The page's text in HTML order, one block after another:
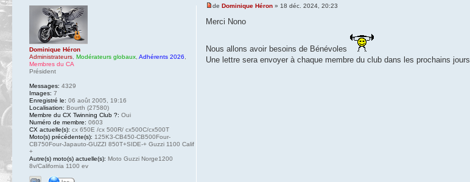
deDominique Héron » 18 déc. 2024, 20:23
Merci Nono
Nous allons avoir besoins de Bénévoles
Une lettre sera envoyer à chaque membre du club dans les prochains jours
Dominique Héron
Administrateurs Modérateurs globaux Adhérents 2026
Membres du CA
Président
Messages: 4329
Images: 7
Enregistré le: 06 août 2005, 19:16
Localisation: Bourth (27580)
Membre du CX Twinning Club ?: Oui
Numéro de membre: 0603
CX actuelle(s): cx 650E /cx 500R/ cx500C/cx500T
Moto(s) précédente(s): 125K3-CB450-CB500Four-
CB750Four-Japauto-GUZZI 850T+SIDE-+ Guzzi 1100 Calif
+
Autre(s) moto(s) actuelle(s): Moto Guzzi Norge1200
8v/California 1100 ev